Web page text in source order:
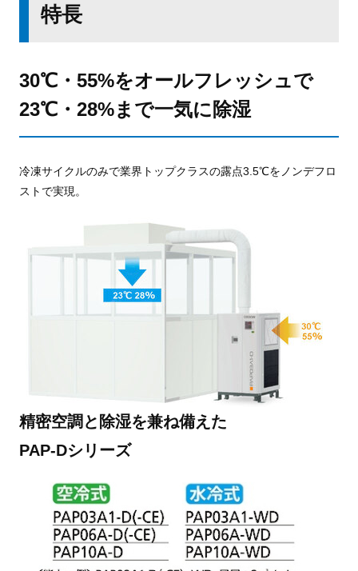
特長
30℃・55%をオールフレッシュで
23℃・28%まで一気に除湿
冷凍サイクルのみで業界トップクラスの露点3.5℃をノンデフロ
ストで実現。
精密空調と除湿を兼ね備えた
PAP-Dシリーズ